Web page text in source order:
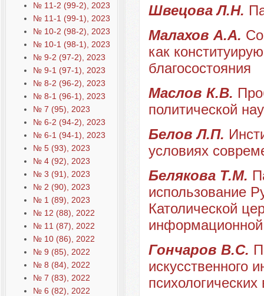
№ 11-2 (99-2), 2023
№ 11-1 (99-1), 2023
№ 10-2 (98-2), 2023
№ 10-1 (98-1), 2023
№ 9-2 (97-2), 2023
№ 9-1 (97-1), 2023
№ 8-2 (96-2), 2023
№ 8-1 (96-1), 2023
№ 7 (95), 2023
№ 6-2 (94-2), 2023
№ 6-1 (94-1), 2023
№ 5 (93), 2023
№ 4 (92), 2023
№ 3 (91), 2023
№ 2 (90), 2023
№ 1 (89), 2023
№ 12 (88), 2022
№ 11 (87), 2022
№ 10 (86), 2022
№ 9 (85), 2022
№ 8 (84), 2022
№ 7 (83), 2022
№ 6 (82), 2022
Швецова Л.Н.
Малахов А.А.
как
благосостояния
Маслов К.В.
политической
Белов Л.П.
условиях
Белякова Т.М.
использование
Католической
информационной
Гончаров В.С.
искусственного
психологических